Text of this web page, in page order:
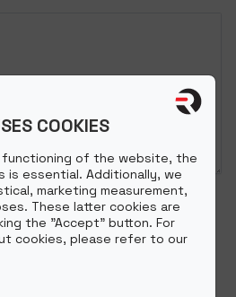
szabályzatot.
COOKIES
functioning of the website, the
is essential. Additionally, we
marketing measurement,
These latter cookies are
the "Accept" button. For
cookies, please refer to our